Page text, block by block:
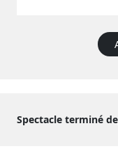
Spectacle terminé